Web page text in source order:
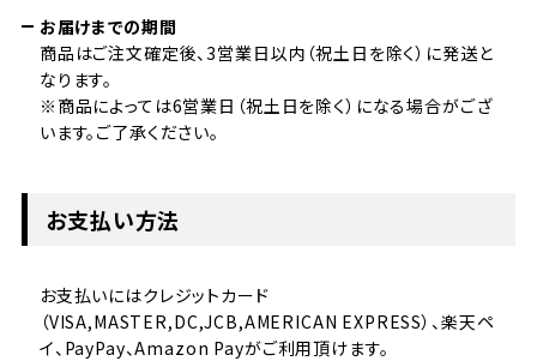
お届けまでの期間
商品はご注文確定後、3営業日以内（祝土日を除く）に発送と
なります。
※商品によっては6営業日（祝土日を除く）になる場合がござ
います。ご了承ください。
お支払い方法
お支払いにはクレジットカード
（VISA,MASTER,DC,JCB,AMERICAN EXPRESS）、楽天ペ
イ、PayPay、Amazon Payがご利用頂けます。